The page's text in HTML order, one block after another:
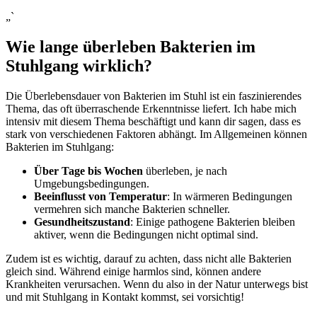
„`
Wie lange überleben Bakterien im
Stuhlgang wirklich?
Die Überlebensdauer von Bakterien im Stuhl ist ein faszinierendes
Thema, das oft überraschende Erkenntnisse liefert. Ich habe mich
intensiv mit diesem Thema ‌beschäftigt und kann dir ​sagen, dass es
stark von verschiedenen Faktoren abhängt. Im Allgemeinen können
Bakterien im Stuhlgang:
Über Tage bis Wochen überleben, je‍ nach
Umgebungsbedingungen.
Beeinflusst von Temperatur: In wärmeren Bedingungen
vermehren sich manche Bakterien schneller.
Gesundheitszustand: Einige pathogene Bakterien bleiben
aktiver, wenn die‌ Bedingungen ⁤nicht ⁢optimal sind.
Zudem ist es wichtig, darauf zu achten, dass nicht⁣ alle Bakterien
gleich sind. Während einige harmlos sind, ⁢können andere
Krankheiten verursachen. Wenn‌ du ⁢also in der Natur unterwegs bist
und mit Stuhlgang in Kontakt‌ kommst, sei vorsichtig!